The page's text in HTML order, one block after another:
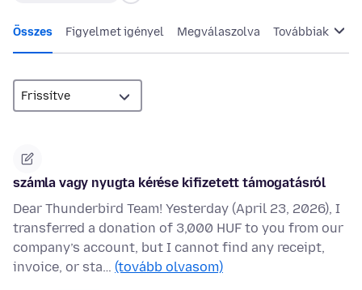
Összes Figyelmet igényel Megválaszolva Továbbiak
számla vagy nyugta kérése kifizetett támogatásról
Dear Thunderbird Team! Yesterday (April 23, 2026), I
transferred a donation of 3,000 HUF to you from our
company’s account, but I cannot find any receipt,
invoice, or sta… (tovább olvasom)